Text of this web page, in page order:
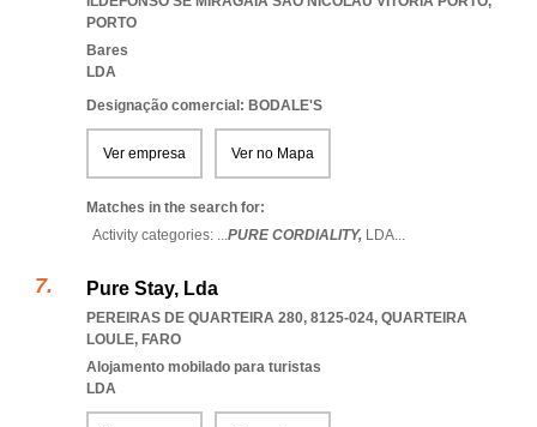
PORTO
Bares
LDA
Designação comercial: BODALE'S
Ver empresa Ver no Mapa
Matches in the search for:
Activity categories: ...PURE CORDIALITY, LDA...
Pure Stay, Lda
PEREIRAS DE QUARTEIRA 280, 8125-024, QUARTEIRA
LOULE, FARO
Alojamento mobilado para turistas
LDA